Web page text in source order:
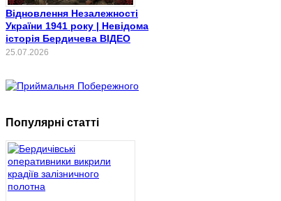
Відновлення Незалежності
України 1941 року | Невідома
історія Бердичева ВІДЕО
25.07.2026
Популярні статті